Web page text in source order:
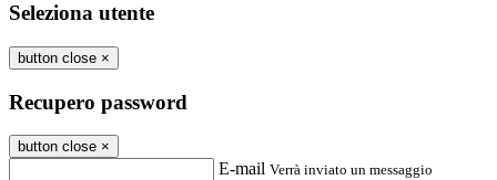
Seleziona utente
button close ×
Recupero password
button close ×
E-mail Verrà inviato un messaggio